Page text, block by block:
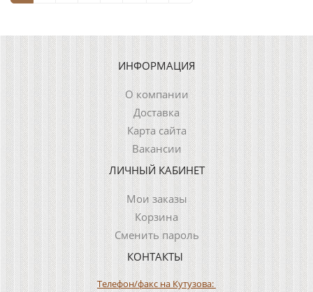
ИНФОРМАЦИЯ
О компании
Доставка
Карта сайта
Вакансии
ЛИЧНЫЙ КАБИНЕТ
Мои заказы
Корзина
Сменить пароль
КОНТАКТЫ
Телефон/факс на Кутузова: